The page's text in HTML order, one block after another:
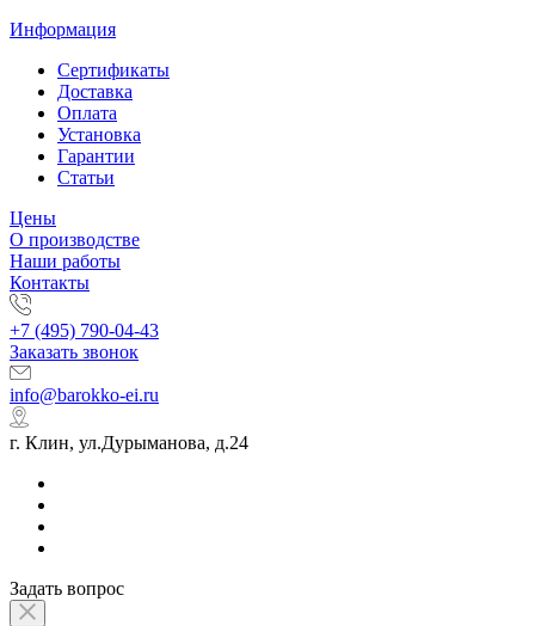
Информация
Сертификаты
Доставка
Оплата
Установка
Гарантии
Статьи
Цены
О производстве
Наши работы
Контакты
+7 (495) 790-04-43
Заказать звонок
info@barokko-ei.ru
г. Клин, ул.Дурыманова, д.24
Задать вопрос